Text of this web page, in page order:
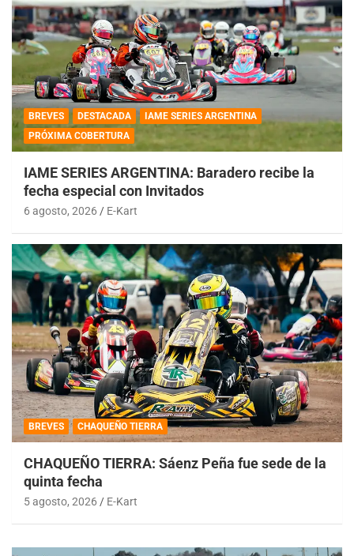
BREVES DESTACADA
IAME SERIES ARGENTINA
PRÓXIMA COBERTURA
IAME SERIES ARGENTINA: Baradero recibe la
fecha especial con Invitados
6 agosto, 2026 E-Kart
BREVES CHAQUEÑO TIERRA
CHAQUEÑO TIERRA: Sáenz Peña fue sede de la
quinta fecha
5 agosto, 2026 E-Kart